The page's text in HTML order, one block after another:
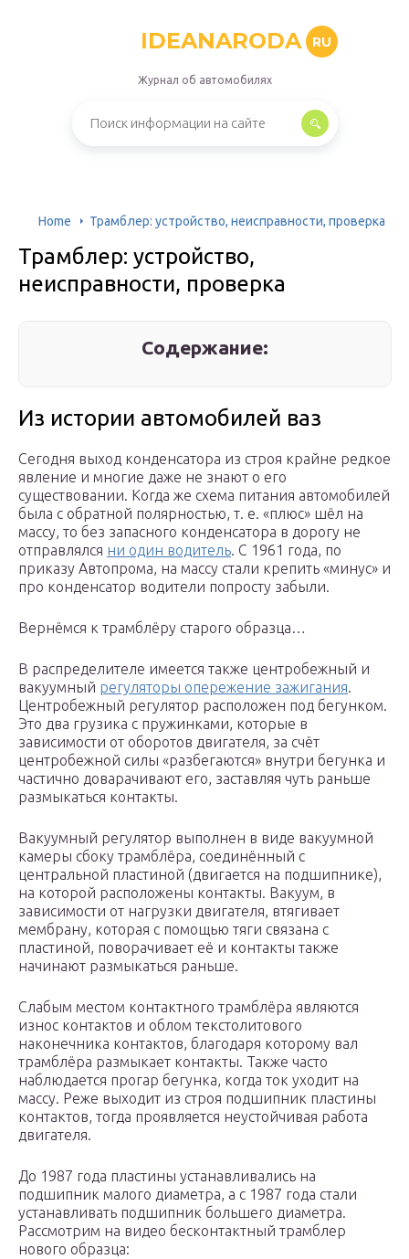
IDEANARODA RU
Журнал об автомобилях
Home Трамблер: устройство, неисправности, проверка
Трамблер: устройство,
неисправности, проверка
Содержание:
Из истории автомобилей ваз
Сегодня выход конденсатора из строя крайне редкое
явление и многие даже не знают о его
существовании. Когда же схема питания автомобилей
была с обратной полярностью, т. е. «плюс» шёл на
массу, то без запасного конденсатора в дорогу не
отправлялся ни один водитель. С 1961 года, по
приказу Автопрома, на массу стали крепить «минус» и
про конденсатор водители попросту забыли.
Вернёмся к трамблёру старого образца…
В распределителе имеется также центробежный и
вакуумный регуляторы опережение зажигания.
Центробежный регулятор расположен под бегунком.
Это два грузика с пружинками, которые в
зависимости от оборотов двигателя, за счёт
центробежной силы «разбегаются» внутри бегунка и
частично доварачивают его, заставляя чуть раньше
размыкаться контакты.
Вакуумный регулятор выполнен в виде вакуумной
камеры сбоку трамблёра, соединённый с
центральной пластиной (двигается на подшипнике),
на которой расположены контакты. Вакуум, в
зависимости от нагрузки двигателя, втягивает
мембрану, которая с помощью тяги связана с
пластиной, поворачивает её и контакты также
начинают размыкаться раньше.
Слабым местом контактного трамблёра являются
износ контактов и облом текстолитового
наконечника контактов, благодаря которому вал
трамблёра размыкает контакты. Также часто
наблюдается прогар бегунка, когда ток уходит на
массу. Реже выходит из строя подшипник пластины
контактов, тогда проявляется неустойчивая работа
двигателя.
До 1987 года пластины устанавливались на
подшипник малого диаметра, а с 1987 года стали
устанавливать подшипник большего диаметра.
Рассмотрим на видео бесконтактный трамблер
нового образца: